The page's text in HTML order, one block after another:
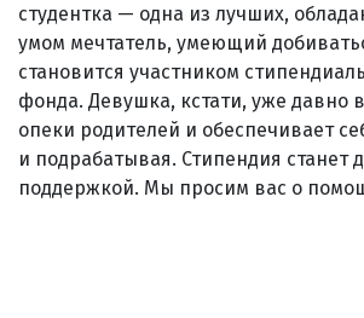
студентка — одна из лучших,
умом мечтатель, умеющий
становится участником
фонда. Девушка, кстати, уже давно
опеки родителей и обеспечивает
и подрабатывая. Стипендия станет
поддержкой. Мы просим вас о